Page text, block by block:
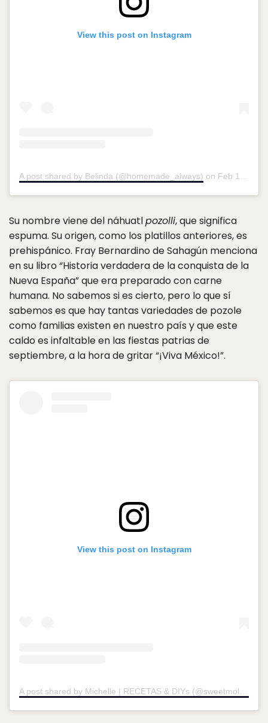
View this post on Instagram
A post shared by Belinda (@homemade_always) on Feb 10, 2019 at 12:49pm PST
Su nombre viene del náhuatlpozolli, que significa
espuma. Su origen, como los platillos anteriores, es
prehispánico. Fray Bernardino de Sahagún menciona
en su libro “Historia verdadera de la conquista de la
Nueva España” que era preparado con carne
humana. No sabemos si es cierto, pero lo que sí
sabemos es que hay tantas variedades de pozole
como familias existen en nuestro país y que este
caldo es infaltable en las fiestas patrias de
septiembre, a la hora de gritar “¡Viva México!”.
View this post on Instagram